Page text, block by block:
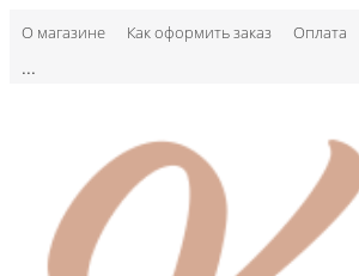
О магазине Как оформить заказ Оплата
...